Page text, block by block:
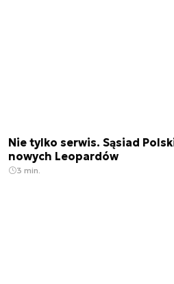
Nie tylko serwis. Sąsiad
nowych Leopardów
3 min.